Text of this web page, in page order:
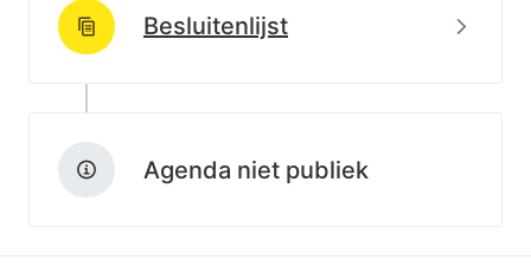
Besluitenlijst
http://data.lblod.info/id/lblod/besluitenlijsten/
Agenda niet publiek